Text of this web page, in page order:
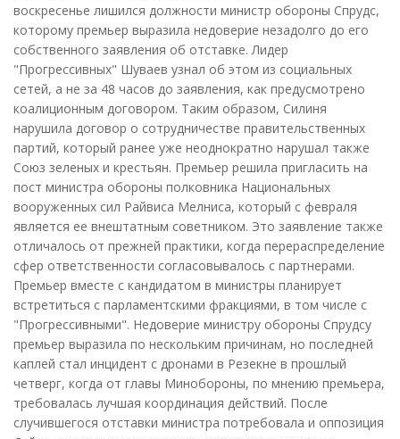
воскресенье лишился должности министр обороны Спрудс,
которому премьер выразила недоверие незадолго до его
собственного заявления об отставке. Лидер
"Прогрессивных" Шуваев узнал об этом из социальных
сетей, а не за 48 часов до заявления, как предусмотрено
коалиционным договором. Таким образом, Силиня
нарушила договор о сотрудничестве правительственных
партий, который ранее уже неоднократно нарушал также
Союз зеленых и крестьян. Премьер решила пригласить на
пост министра обороны полковника Национальных
вооруженных сил Райвиса Мелниса, который с февраля
является ее внештатным советником. Это заявление также
отличалось от прежней практики, когда перераспределение
сфер ответственности согласовывалось с партнерами.
Премьер вместе с кандидатом в министры планирует
встретиться с парламентскими фракциями, в том числе с
"Прогрессивными". Недоверие министру обороны Спрудсу
премьер выразила по нескольким причинам, но последней
каплей стал инцидент с дронами в Резекне в прошлый
четверг, когда от главы Минобороны, по мнению премьера,
требовалась лучшая координация действий. После
случившегося отставки министра потребовала и оппозиция